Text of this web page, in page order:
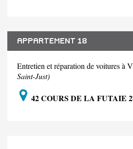
APPARTEMENT 18
Entretien et réparation de voitures à
Saint-Just)
42 COURS DE LA FUTAIE